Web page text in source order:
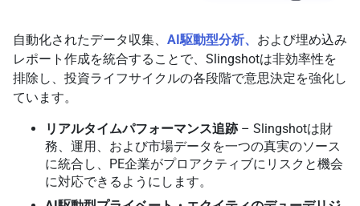
自動化されたデータ収集、 AI駆動型分析、 および埋め込み
レポート作成を統合することで、Slingshotは非効率性を
排除し、投資ライフサイクルの各段階で意思決定を強化し
ています。
リアルタイムパフォーマンス追跡– Slingshotは財
務、運用、および市場データを一つの真実のソース
に統合し、PE企業がプロアクティブにリスクと機会
に対応できるようにします。